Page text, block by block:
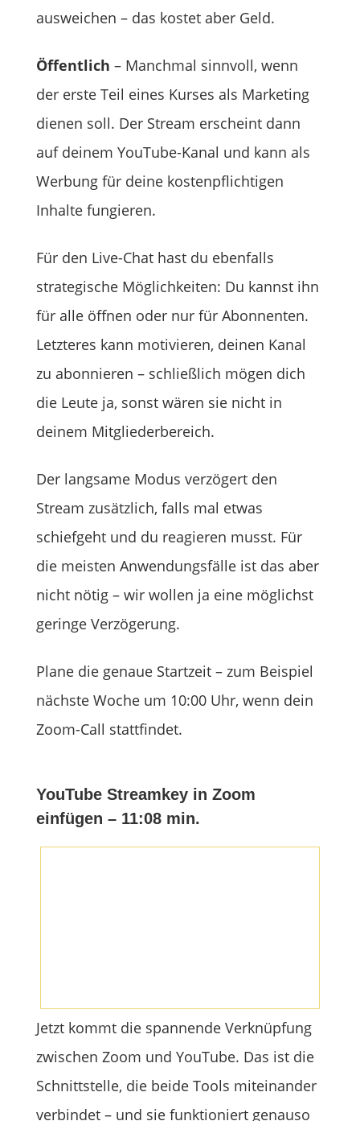
ausweichen – das kostet aber Geld.
Öffentlich – Manchmal sinnvoll, wenn
der erste Teil eines Kurses als Marketing
dienen soll. Der Stream erscheint dann
auf deinem YouTube-Kanal und kann als
Werbung für deine kostenpflichtigen
Inhalte fungieren.
Für den Live-Chat hast du ebenfalls
strategische Möglichkeiten: Du kannst ihn
für alle öffnen oder nur für Abonnenten.
Letzteres kann motivieren, deinen Kanal
zu abonnieren – schließlich mögen dich
die Leute ja, sonst wären sie nicht in
deinem Mitgliederbereich.
Der langsame Modus verzögert den
Stream zusätzlich, falls mal etwas
schiefgeht und du reagieren musst. Für
die meisten Anwendungsfälle ist das aber
nicht nötig – wir wollen ja eine möglichst
geringe Verzögerung.
Plane die genaue Startzeit – zum Beispiel
nächste Woche um 10:00 Uhr, wenn dein
Zoom-Call stattfindet.
YouTube Streamkey in Zoom
einfügen – 11:08 min.
Jetzt kommt die spannende Verknüpfung
zwischen Zoom und YouTube. Das ist die
Schnittstelle, die beide Tools miteinander
verbindet – und sie funktioniert genauso